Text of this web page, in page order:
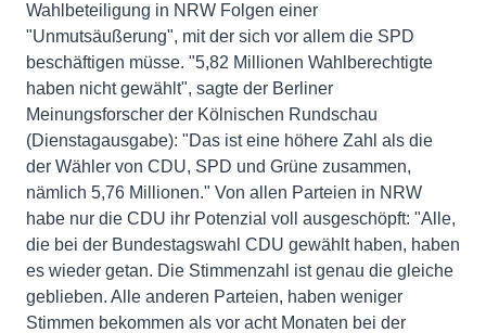
Wahlbeteiligung in NRW Folgen einer
"Unmutsäußerung", mit der sich vor allem die SPD
beschäftigen müsse. "5,82 Millionen Wahlberechtigte
haben nicht gewählt", sagte der Berliner
Meinungsforscher der Kölnischen Rundschau
(Dienstagausgabe): "Das ist eine höhere Zahl als die
der Wähler von CDU, SPD und Grüne zusammen,
nämlich 5,76 Millionen." Von allen Parteien in NRW
habe nur die CDU ihr Potenzial voll ausgeschöpft: "Alle,
die bei der Bundestagswahl CDU gewählt haben, haben
es wieder getan. Die Stimmenzahl ist genau die gleiche
geblieben. Alle anderen Parteien, haben weniger
Stimmen bekommen als vor acht Monaten bei der